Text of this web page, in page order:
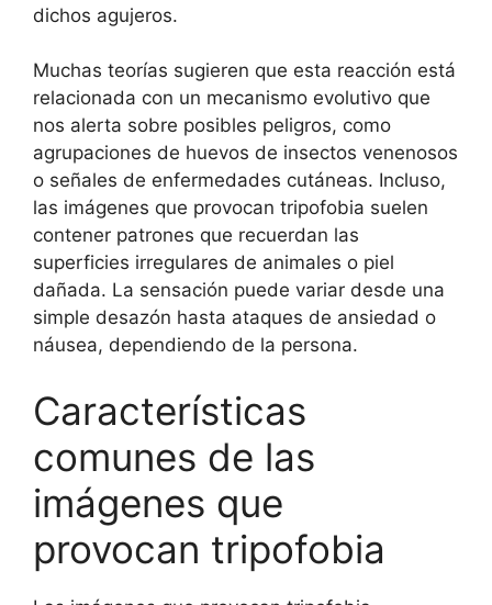
dichos agujeros.
Muchas teorías sugieren que esta reacción está
relacionada con un mecanismo evolutivo que
nos alerta sobre posibles peligros, como
agrupaciones de huevos de insectos venenosos
o señales de enfermedades cutáneas. Incluso,
las imágenes que provocan tripofobia suelen
contener patrones que recuerdan las
superficies irregulares de animales o piel
dañada. La sensación puede variar desde una
simple desazón hasta ataques de ansiedad o
náusea, dependiendo de la persona.
Características
comunes de las
imágenes que
provocan tripofobia